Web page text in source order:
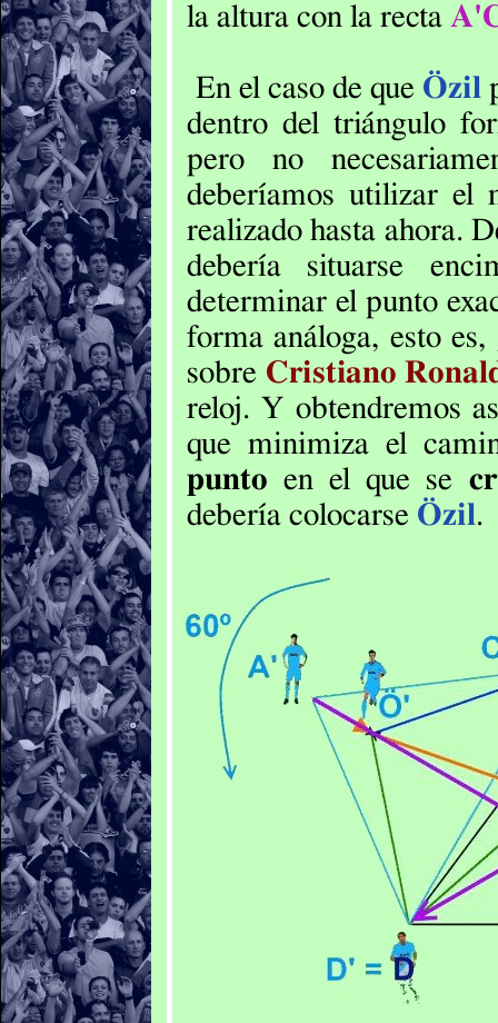
la altura con la recta
En el caso de que Özil
dentro del triángulo
pero no
deberíamos utilizar el
realizado hasta ahora.
debería situarse
determinar el punto
forma análoga, esto es,
sobre Cristiano
reloj. Y obtendremos
que minimiza el
punto en el que se
debería colocarse Özil.